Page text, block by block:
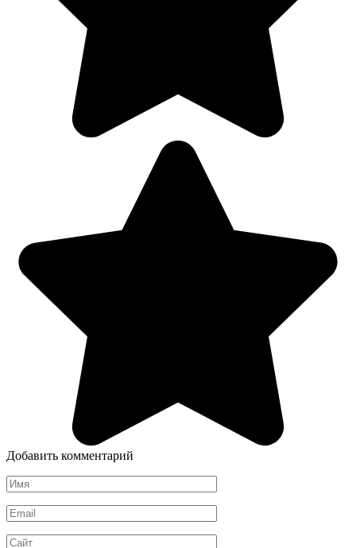
Добавить комментарий
Имя
*
Email
*
Сайт